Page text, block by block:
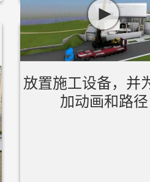
放置施工设备，并
加动画和路径